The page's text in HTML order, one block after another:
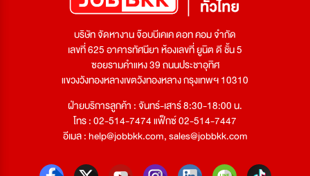
บริษัท จัดหางาน จ๊อบบีเคเค ดอท คอม จำกัด
เลขที่ 625 อาคารทัศนียา ห้องเลขที่ ยูนิต ดี ชั้น 5
ซอยรามคำแหง 39 ถนนประชาอุทิศ
แขวงวังทองหลางเขตวังทองหลาง กรุงเทพฯ 10310
ฝ่ายบริการลูกค้า : จันทร์-เสาร์ 8:30-18:00 น.
โทร : 02-514-7474 แฟ็กซ์ 02-514-7447
อีเมล :help@jobbkk.com,sales@jobbkk.com